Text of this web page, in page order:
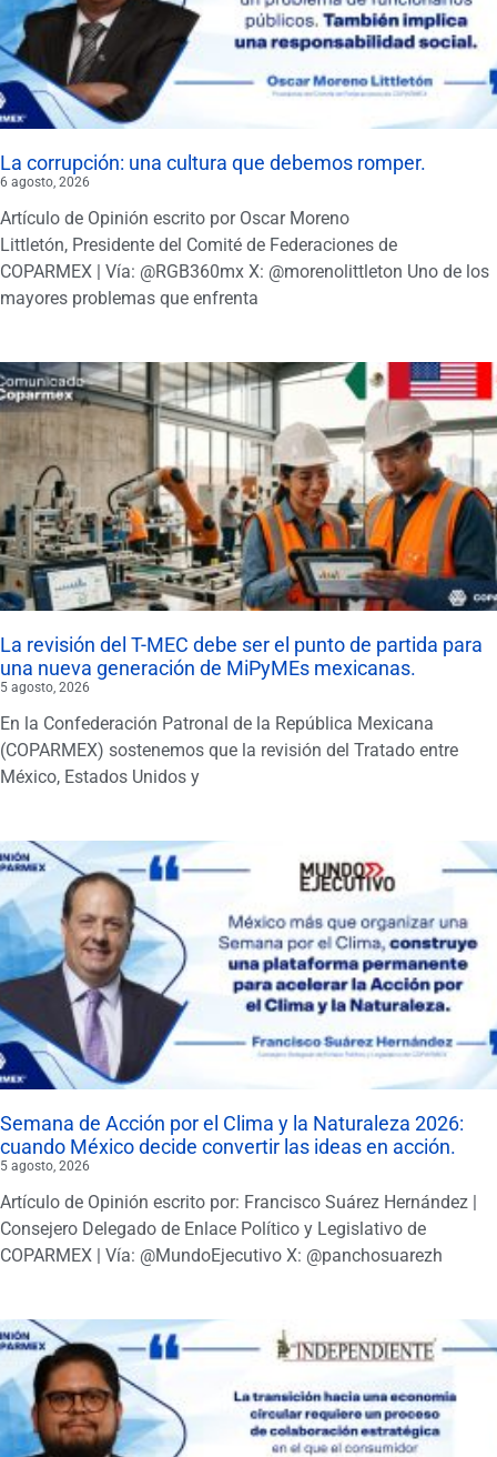
La corrupción: una cultura que debemos romper.
6 agosto, 2026
Artículo de Opinión escrito por Oscar Moreno
Littletón, Presidente del Comité de Federaciones de
COPARMEX | Vía: @RGB360mx X: @morenolittleton Uno de los
mayores problemas que enfrenta
La revisión del T-MEC debe ser el punto de partida para
una nueva generación de MiPyMEs mexicanas.
5 agosto, 2026
En la Confederación Patronal de la República Mexicana
(COPARMEX) sostenemos que la revisión del Tratado entre
México, Estados Unidos y
Semana de Acción por el Clima y la Naturaleza 2026:
cuando México decide convertir las ideas en acción.
5 agosto, 2026
Artículo de Opinión escrito por: Francisco Suárez Hernández |
Consejero Delegado de Enlace Político y Legislativo de
COPARMEX | Vía: @MundoEjecutivo X: @panchosuarezh